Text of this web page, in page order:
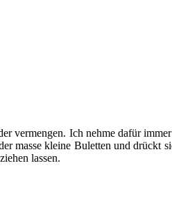
vermengen. Ich nehme dafür
masse kleine Buletten und
lassen.